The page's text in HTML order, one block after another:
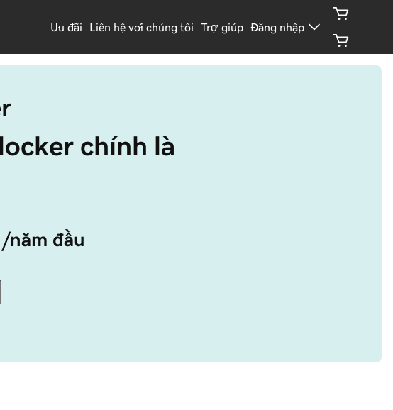
Ưu đãi Liên hệ với chúng tôi Trợ giúp Đăng nhập
chính là
/năm đầu